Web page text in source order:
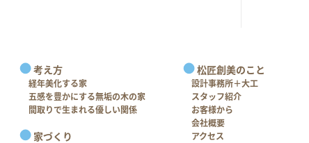
考え方
経年美化する家
五感を豊かにする無垢の木の家
間取りで生まれる優しい関係
家づくり
松匠創美のこと
設計事務所＋大工
スタッフ紹介
お客様から
会社概要
アクセス